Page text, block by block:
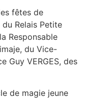
fêtes de
Relais Petite
Responsable
du Vice-
Guy VERGES, des
de magie jeune